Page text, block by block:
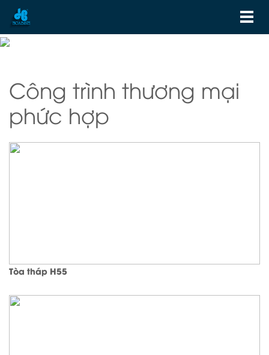
Công trình thương mại
phức hợp
Tòa tháp H55